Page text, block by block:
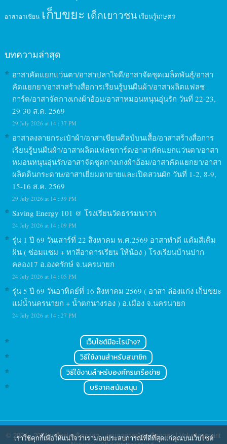
อาสาอาเซียน เก็บขยะ เด็กเยาวชน เรียนรู้เกษตร
บทความล่าสุด
อาสาคัดแยกแว่นตา/อาสาปลาใจดี/อาสาจัดชุดเมล็ดพันธุ์/อาสา
คัดแยกยา/อาสาสร้างสื่อการเรียนรู้บนผืนผ้า/อาสาผลิตแฟลช
การ์ด/อาสาจัดกางเกงผ้าอ้อม/อาสาหมอนหนุนอุ่นรัก วันที่ 22-23,
29-30 ส.ค. 2569
29 July 2026 at 14 : 37 PM
อาสาลงลายกระเป๋าผ้า/อาสาเขียนศิลป์บนเสื้อ/อาสาสร้างสื่อการ
เรียนรู้บนผืนผ้า/อาสาผลิตแฟลชการ์ด/อาสาคัดแยกแว่นตา/อาสา
หมอนหนุนอุ่นรัก/อาสาจัดชุดกางเกงผ้าอ้อม/อาสาคัดแยกยา/อาสา
ผลิตดินกระดาษ/อาสาเยี่ยมตายายและเปิดสวนผัก วันที่ 1-2, 8-9,
15-16 ส.ค. 2569
29 July 2026 at 14 : 39 PM
Saving Energy 101 @ โรงเรียนวัดธรรมนาวา
24 July 2026 at 14 : 09 PM
รุ่น 1 ปี 69 วันเสาร์ที่ 22 สิงหาคม พ.ศ.2569 อาสาทำดี แต้มสีเติม
ฝัน ( ซ่อมแซม + ทาสีอาคารเรียน ให้น้อง ) โรงเรียนบ้านปาก
คลอง17 อ.องครักษ์ จ.นครนายก
24 July 2026 at 14 : 05 PM
รุ่น 5 ปี 69 วันอาทิตย์ที่ 16 สิงหาคม 2569 ( อาสา ล่องแก่ง เก็บขยะ
แม่น้ำนครนายก + น้ำตกนางรอง ) อ.เมือง จ.นครนายก
24 July 2026 at 14 : 27 PM
เว็บไซต์มีอะไรบ้าง?
วิธีใช้งานสำหรับสมาชิก
วิธีใช้งานสำหรับองค์กรเครือข่าย
บริจาคสนับสนุน
© 2004 - 2024เครือข่ายจิตอาสา : งานอาสาสมัคร จิตอาสา | Volunteerspirit
เราใช้คุกกี้เพื่อให้แน่ใจว่าเรามอบประสบการณ์ที่ดีที่สุดแก่คุณบนเว็บไซต์